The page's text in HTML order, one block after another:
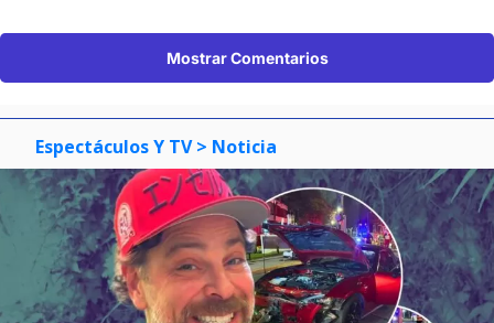
Mostrar Comentarios
Espectáculos Y TV > Noticia